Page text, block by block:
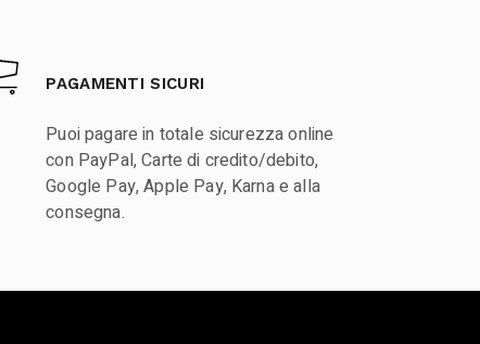
PAGAMENTI SICURI
Puoi pagare in totale sicurezza online
con PayPal, Carte di credito/debito,
Google Pay, Apple Pay, Karna e alla
consegna.